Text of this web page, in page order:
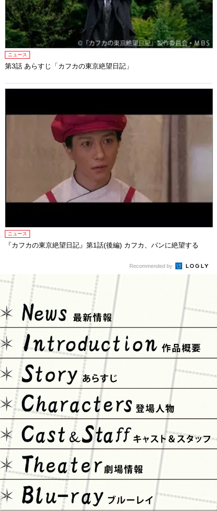
ニュース
第3話 あらすじ「カフカの東京絶望日記」
ニュース
『カフカの東京絶望日記』第1話(後編) カフカ、パンに絶望する
Recommended by